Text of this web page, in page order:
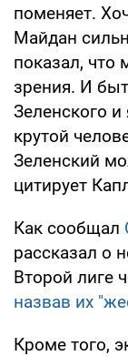
поменяет.
Майдан
показал, что
зрения. И
Зеленского
крутой
Зеленский
цитирует
Как сообщал
рассказал о
Второй лиге
назвав их
Кроме того,